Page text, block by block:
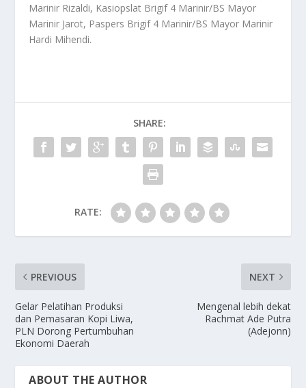
Marinir Rizaldi, Kasiopslat Brigif 4 Marinir/BS Mayor
Marinir Jarot, Paspers Brigif 4 Marinir/BS Mayor Marinir
Hardi Mihendi.
SHARE:
RATE:
PREVIOUS
Gelar Pelatihan Produksi
dan Pemasaran Kopi Liwa,
PLN Dorong Pertumbuhan
Ekonomi Daerah
NEXT
Mengenal lebih dekat
Rachmat Ade Putra
(Adejonn)
ABOUT THE AUTHOR